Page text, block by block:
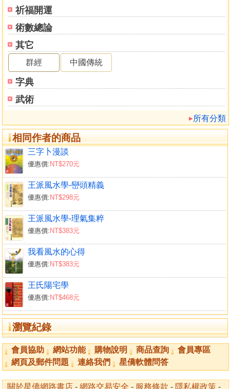
祈福開運
術數總論
其它
群經 中國傳統
字典
武術
所有分類
相同作者的商品
三字卜漫談
優惠價: NT$270元
王派風水學-巒頭精義
優惠價: NT$298元
王派風水學-理氣集粹
優惠價: NT$383元
我看風水的心得
優惠價: NT$383元
王氏陽宅學
優惠價: NT$468元
瀏覽紀錄
逆水局，富至六代
橫水要在穴前窩聚為吉
順水局須築案遮盡了
順水遲發
看碉斷出狀元之訣竅
高山穴前平面大坪主巨富
龍有動氣即發
濱外田要高起護穴
倉板水層層朝來，主
田塍繞向主大富
堂局窩藏主發財
青龍水來二房富
捲簾水
水反穴酸仍可發
水中劫煞砂，家業盡
明堂如銅鑼，富積錢禾
據水局四金相照地
穴向明堂較低處即可發福
穴前明堂低，發財最速
移步換矛，顏開悄切始發
未水生子發橫財
築塔破壞風水
水中穴法
祿存水應手足不全
向水合生成，合十而得子
坤峰高，出貴
坤申水相兼，富貴有大小
辛酉層層水入懷，雖富剋妻
雒龍辰口出水，生缺唇人後發富
會員協助 網站功能 購物說明 商品查詢
會員專區
網頁及郵件問題
連絡我們 星僑軟體問答
關於星僑網路書店 - 網路交易安全 - 服務條款 - 隱私權政策 -